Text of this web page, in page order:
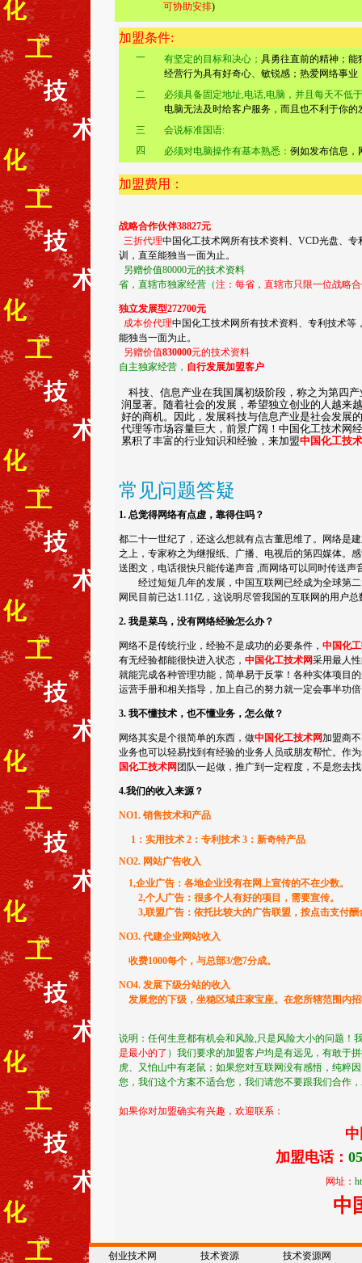
可协助安排)
加盟条件:
一 有坚定的目标和决心； 具勇往直前的精神；能
经营行为具有好奇心、敏锐感；热爱网络事业
二
必须具备固定地址,电话,电脑，并且每天不低
电脑无法及时给客户服务，而且也不利于你的
三
会说标准国语:
四
必须对电脑操作有基本熟悉： 例如发布信息，
加盟费用：
战略合作伙伴38827元
三折代理中国化工技术网所有技术资料、VCD光盘、
训，直至能独当一面为止。
另赠价值80000元的技术资料
省，直辖市独家经营（注：每省，直辖市只限一位战略
独立发展型272700元
成本价代理中国化工技术网所有技术资料、专利技术
能独当一面为止。
另赠价值830000元的技术资料
自主独家经营， 自行发展加盟客户
科技、信息产业在我国属初级阶段，称之为第四
润显著。随着社会的发展，希望独立创业的人越来
好的商机。因此，发展科技与信息产业是社会发展
代理等市场容量巨大，前景广阔！中国化工技术网
累积了丰富的行业知识和经验，来加盟中国化工技
常见问题答疑
1. 总觉得网络有点虚，靠得住吗？
都二十一世纪了，还这么想就有点古董思维了。网络是
之上，专家称之为继报纸、广播、电视后的第四媒体。
送图文，电话很快只能传递声音 ,而网络可以同时传送声
经过短短几年的发展，中国互联网已经成为全球第二
网民目前已达1.11亿，这说明尽管我国的互联网的用户
2. 我是菜鸟，没有网络经验怎么办？
网络不是传统行业，经验不是成功的必要条件， 中国化
有无经验都能很快进入状态， 中国化工技术网采用最人
就能完成各种管理功能，简单易于反掌！各种实体项目
运营手册和相关指导，加上自己的努力就一定会事半功
3. 我不懂技术，也不懂业务，怎么做？
网络其实是个很简单的东西，做中国化工技术网加盟商
业务也可以轻易找到有经验的业务人员或朋友帮忙。作
国化工技术网 团队一起做，推广到一定程度，不是您去
4.我们的收入来源？
NO1. 销售技术和产品
1：实用技术 2：专利技术 3：新奇特产品
NO2. 网站广告收入
1,企业广告：各地企业没有在网上宣传的不在少数。
2,个人广告：很多个人有好的项目，需要宣传。
3,联盟广告：依托比较大的广告联盟，按点击支付酬
NO3. 代建企业网站收入
收费1000每个，与总部3/您7分成。
NO4. 发展下级分站的收入
发展您的下级，坐稳区域庄家宝座。在您所辖范围内
说明：任何生意都有机会和风险,只是风险大小的问题！
是最小的了 ）我们要求的加盟客户均是有远见，有敢于
虎、又怕山中有老鼠；如果您对互联网没有感悟，纯粹
您，我们这个方案不适合您，我们请您不要跟我们合作
如果你对加盟确实有兴趣，欢迎联系：
加盟电话：
网址：
中
创业技术网 技术资源 技术资源网